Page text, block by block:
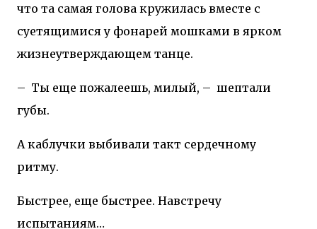
что та самая голова кружилась вместе с
суетящимися у фонарей мошками в ярком
жизнеутверждающем танце.
– Ты еще пожалеешь, милый, – шептали
губы.
А каблучки выбивали такт сердечному
ритму.
Быстрее, еще быстрее. Навстречу
испытаниям…